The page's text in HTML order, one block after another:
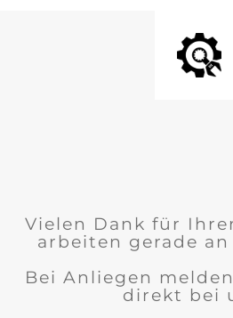
Vielen Dank für
arbeiten gerade
Bei Anliegen
direkt bei